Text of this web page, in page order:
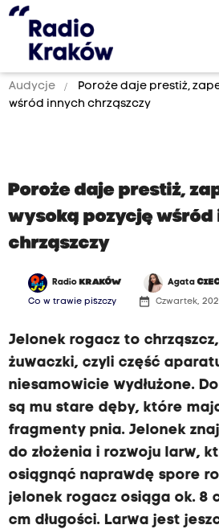
Audycje
Poroże daje prestiż,
wśród innych chrząszczy
Poroże daje prestiż,
wysoką pozycję wśród
chrząszczy
Radio KRAKÓW Agata
Co w trawie piszczy date_range Czwartek,
Jelonek rogacz to
żuwaczki, czyli część
niesamowicie wydłużone.
są mu stare dęby, które
fragmenty pnia. Jelonek
do złożenia i rozwoju larw,
osiągnąć naprawdę spore
jelonek rogacz osiąga ok. 8
cm długości. Larwa jest